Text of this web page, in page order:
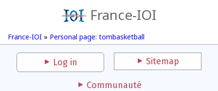
France-IOI
France-IOI » Personal page: tombasketball
Log in Sitemap
Communauté